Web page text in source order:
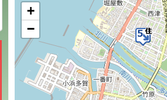
+
−